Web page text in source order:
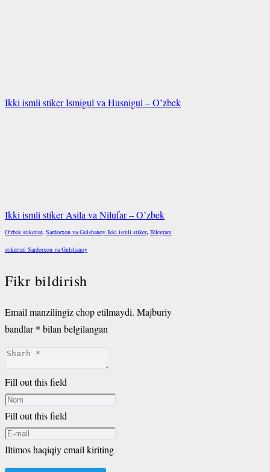
Ikki ismli stiker Ismigul va Husnigul – O’zbek
Ikki ismli stiker Asila va Nilufar – O’zbek
O'zbek stikerlar, Sardorxon va Gulshanoy Ikki ismli stiker, Telegram
stikerlari Sardorxon va Gulshanoy
Fikr bildirish
Email manzilingiz chop etilmaydi. Majburiy
bandlar* bilan belgilangan
Fill out this field
Fill out this field
Iltimos haqiqiy email kiriting